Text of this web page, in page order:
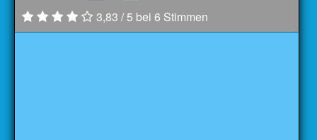
3,83 / 5 bei 6 Stimmen